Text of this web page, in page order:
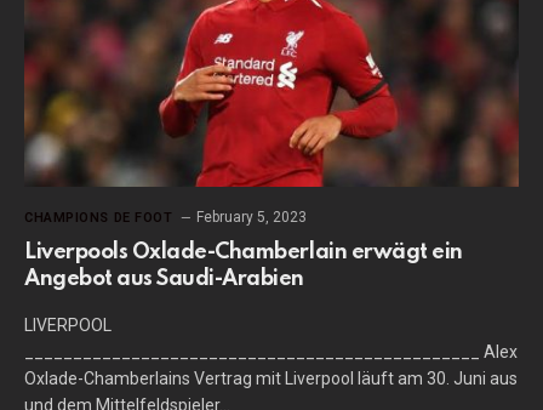
CHAMPIONS DE FOOT February 5, 2023
Liverpools Oxlade-Chamberlain erwägt ein
Angebot aus Saudi-Arabien
LIVERPOOL
_______________________________________________ Alex
Oxlade-Chamberlains Vertrag mit Liverpool läuft am 30. Juni aus
und dem Mittelfeldspieler…